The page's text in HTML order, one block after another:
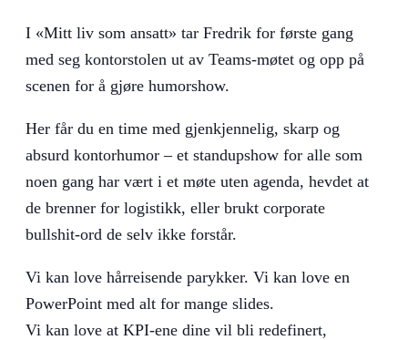
I «Mitt liv som ansatt» tar Fredrik for første gang
med seg kontorstolen ut av Teams-møtet og opp på
scenen for å gjøre humorshow.
Her får du en time med gjenkjennelig, skarp og
absurd kontorhumor – et standupshow for alle som
noen gang har vært i et møte uten agenda, hevdet at
de brenner for logistikk, eller brukt corporate
bullshit-ord de selv ikke forstår.
Vi kan love hårreisende parykker. Vi kan love en
PowerPoint med alt for mange slides.
Vi kan love at KPI-ene dine vil bli redefinert,